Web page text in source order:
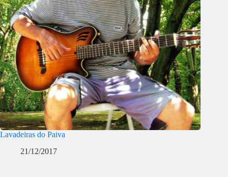
Lavadeiras do Paiva
21/12/2017